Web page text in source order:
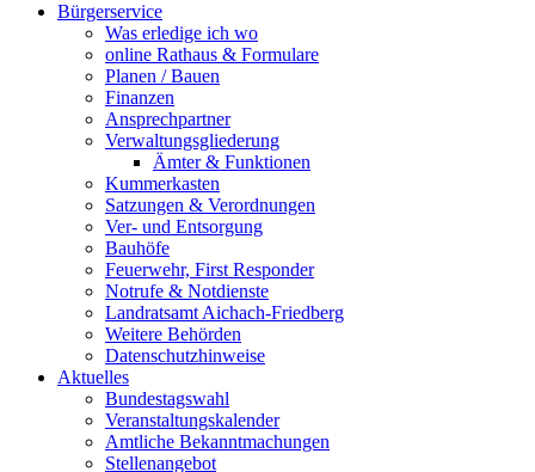
Bürgerservice
Was erledige ich wo
online Rathaus & Formulare
Planen / Bauen
Finanzen
Ansprechpartner
Verwaltungsgliederung
Ämter & Funktionen
Kummerkasten
Satzungen & Verordnungen
Ver- und Entsorgung
Bauhöfe
Feuerwehr, First Responder
Notrufe & Notdienste
Landratsamt Aichach-Friedberg
Weitere Behörden
Datenschutzhinweise
Aktuelles
Bundestagswahl
Veranstaltungskalender
Amtliche Bekanntmachungen
Stellenangebot